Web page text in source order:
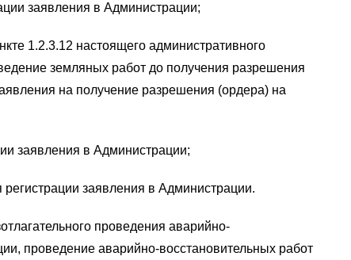
заявления в Администрации;
1.2.3.12 настоящего административного
земляных работ до получения разрешения
на получение разрешения (ордера) на
заявления в Администрации;
заявления в Администрации.
проведения аварийно-
проведение аварийно-восстановительных работ